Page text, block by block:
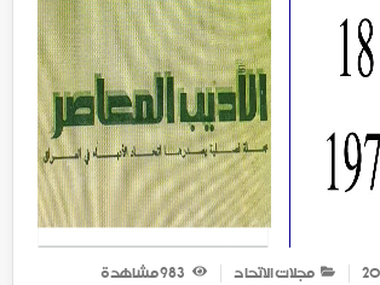
مجلات الاتحاد
مشاهدة